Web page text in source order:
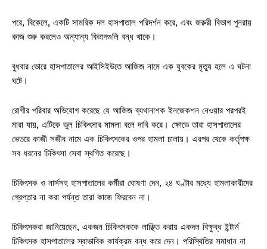
পরে, বিকেলে, একটি সামরিক দল হাসপাতাল পরিদর্শন করে, এবং জরুরী বিভাগ পুনরায়
কাজ শুরু করলেও অন্যান্য বিভাগগুলি বন্ধ থাকে।
বুধবার ভোরে হাসপাতালের আইসিইউতে আজিজ নামে এক যুবকের মৃত্যু হলে এ ঘটনা
ঘটে।
রোগীর পরিবার অভিযোগ করেছে যে আজিজ ব্যথানাশক ইনজেকশন নেওয়ার পরপরই
মারা যায়, এটিকে ভুল চিকিৎসার মামলা বলে দাবি করে। ক্ষোভে তারা হাসপাতালের
ভেতরে কাজী সজীব নামে এক চিকিৎসকের ওপর হামলা চালায়। এরপর থেকে কর্তৃপক্ষ
সব ধরনের চিকিৎসা সেবা স্থগিত করেছে।
চিকিৎসক ও নার্সসহ হাসপাতালের কর্মীরা ঘোষণা দেন, ২৪ ঘণ্টার মধ্যে হামলাকারীদের
গ্রেপ্তার না করা পর্যন্ত তারা কাজে ফিরবেন না।
চিকিৎসকরা জানিয়েছেন, একজন চিকিৎসককে লাঞ্ছিত করায় একদল বিক্ষুব্ধ ইন্টার্ন
চিকিৎসক হাসপাতালের স্বাভাবিক কার্যক্রম বন্ধ করে দেন। পরিস্থিতির সমাধান না